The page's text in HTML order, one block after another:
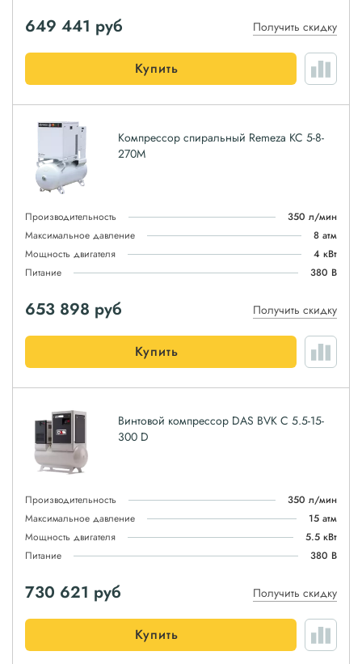
649 441 руб Получить скидку
Купить
Компрессор спиральный Remeza КС 5-8-
270М
Производительность
350 л/мин
Максимальное давление
8 атм
Мощность двигателя
4 кВт
Питание
380 В
653 898 руб Получить скидку
Купить
Винтовой компрессор DAS BVK C 5.5-15-
300 D
Производительность
350 л/мин
Максимальное давление
15 атм
Мощность двигателя
5.5 кВт
Питание
380 В
730 621 руб Получить скидку
Купить